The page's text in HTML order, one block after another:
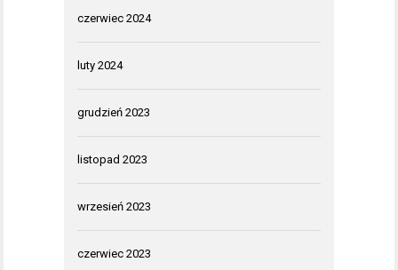
czerwiec 2024
luty 2024
grudzień 2023
listopad 2023
wrzesień 2023
czerwiec 2023